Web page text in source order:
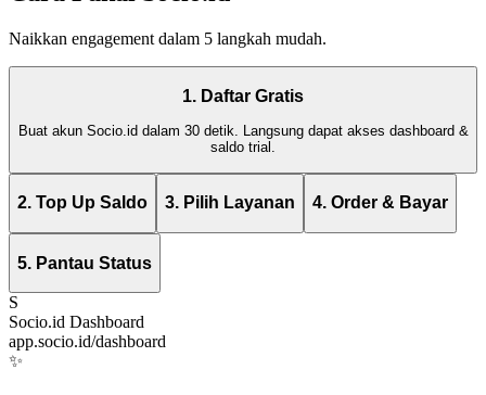
Naikkan engagement dalam 5 langkah mudah.
1. Daftar Gratis
Buat akun Socio.id dalam 30 detik. Langsung dapat akses dashboard &
saldo trial.
2. Top Up Saldo 3. Pilih Layanan 4. Order & Bayar
5. Pantau Status
S
Socio.id Dashboard
app.socio.id/dashboard
✨